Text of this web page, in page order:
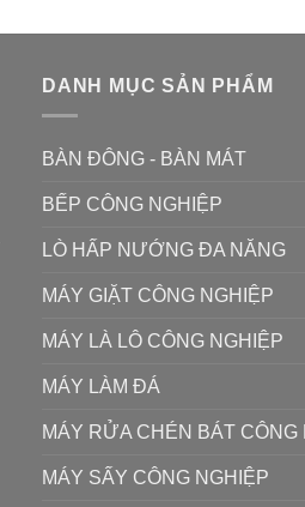
DANH MỤC SẢN PHẨM
BÀN ĐÔNG - BÀN MÁT
BẾP CÔNG NGHIỆP
LÒ HẤP NƯỚNG ĐA NĂNG
MÁY GIẶT CÔNG NGHIỆP
MÁY LÀ LÔ CÔNG NGHIỆP
MÁY LÀM ĐÁ
MÁY RỬA CHÉN BÁT CÔNG
MÁY SẤY CÔNG NGHIỆP